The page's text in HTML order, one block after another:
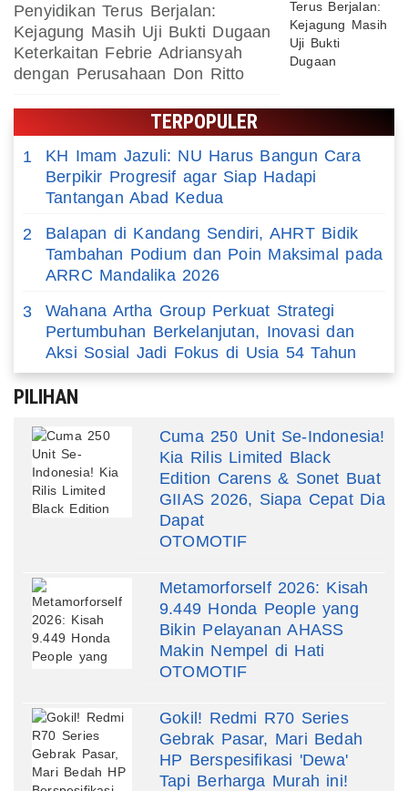
Penyidikan Terus Berjalan:
Kejagung Masih Uji Bukti Dugaan
Keterkaitan Febrie Adriansyah
dengan Perusahaan Don Ritto
TERPOPULER
1
KH Imam Jazuli: NU Harus Bangun Cara
Berpikir Progresif agar Siap Hadapi
Tantangan Abad Kedua
2
Balapan di Kandang Sendiri, AHRT Bidik
Tambahan Podium dan Poin Maksimal pada
ARRC Mandalika 2026
3
Wahana Artha Group Perkuat Strategi
Pertumbuhan Berkelanjutan, Inovasi dan
Aksi Sosial Jadi Fokus di Usia 54 Tahun
PILIHAN
Cuma 250 Unit Se-Indonesia!
Kia Rilis Limited Black
Edition Carens & Sonet Buat
GIIAS 2026, Siapa Cepat Dia
Dapat
OTOMOTIF
Metamorforself 2026: Kisah
9.449 Honda People yang
Bikin Pelayanan AHASS
Makin Nempel di Hati
OTOMOTIF
Gokil! Redmi R70 Series
Gebrak Pasar, Mari Bedah
HP Berspesifikasi 'Dewa'
Tapi Berharga Murah ini!